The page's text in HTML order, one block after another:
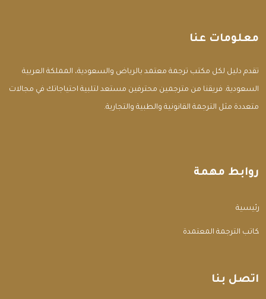
معلومات عنا
تقدم دليل لكل مكتب ترجمة معتمد بالرياض والسعودية، المملكة العربية
السعودية. فريقنا من مترجمين محترفين مستعد لتلبية احتياجاتك في مجالات
متعددة مثل الترجمة القانونية والطبية والتجارية.
روابط مهمة
الرئيسية
مكاتب الترجمة المعتمدة
اتصل بنا